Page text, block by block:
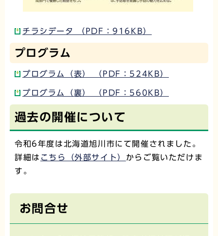
チラシデータ （PDF：916KB）
プログラム
プログラム（表） （PDF：524KB）
プログラム（裏） （PDF：560KB）
過去の開催について
令和6年度は北海道旭川市にて開催されました。
詳細は こちら（外部サイト） からご覧いただけま
す。
お問合せ